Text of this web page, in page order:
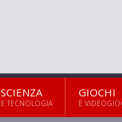
SCIENZA
E TECNOLOGIA
GIOCHI
E